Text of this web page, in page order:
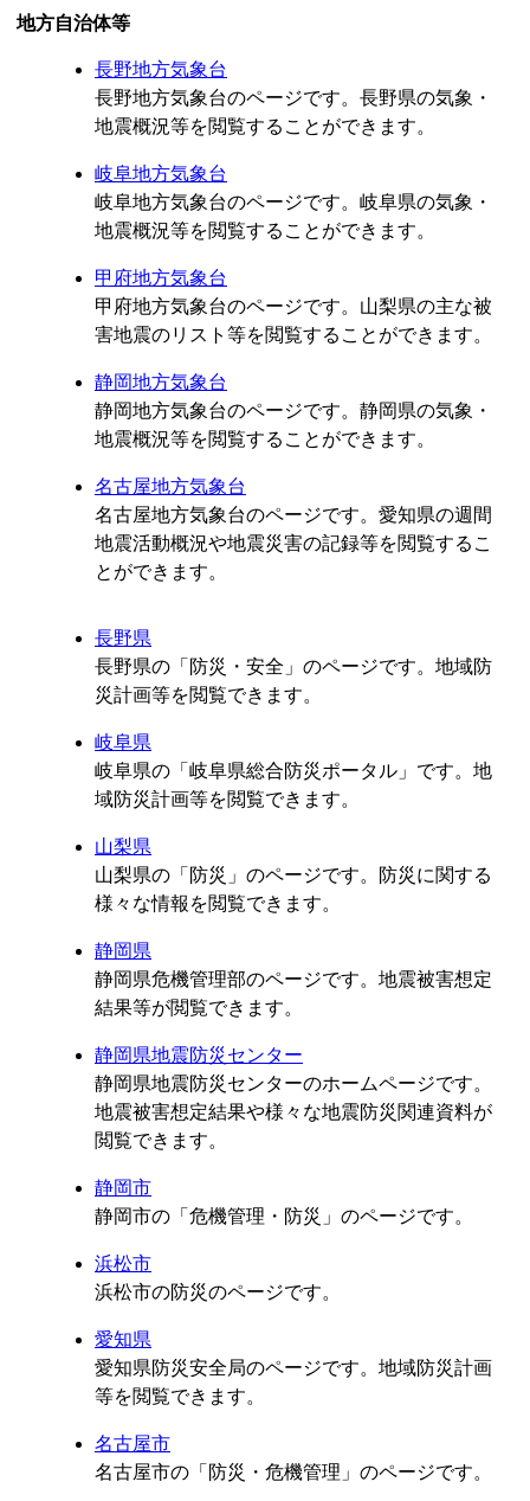
方自治体等
長野地方気象台
長野地方気象台のページです。長野県の気象・
地震概況等を閲覧することができます。
岐阜地方気象台
岐阜地方気象台のページです。岐阜県の気象・
地震概況等を閲覧することができます。
甲府地方気象台
甲府地方気象台のページです。山梨県の主な被
害地震のリスト等を閲覧することができます。
静岡地方気象台
静岡地方気象台のページです。静岡県の気象・
地震概況等を閲覧することができます。
名古屋地方気象台
名古屋地方気象台のページです。愛知県の週間
地震活動概況や地震災害の記録等を閲覧するこ
とができます。
長野県
長野県の「防災・安全」のページです。地域防
災計画等を閲覧できます。
岐阜県
岐阜県の「岐阜県総合防災ポータル」です。地
域防災計画等を閲覧できます。
山梨県
山梨県の「防災」のページです。防災に関する
様々な情報を閲覧できます。
静岡県
静岡県危機管理部のページです。地震被害想定
結果等が閲覧できます。
静岡県地震防災センター
静岡県地震防災センターのホームページです。
地震被害想定結果や様々な地震防災関連資料が
閲覧できます。
静岡市
静岡市の「危機管理・防災」のページです。
浜松市
浜松市の防災のページです。
愛知県
愛知県防災安全局のページです。地域防災計画
等を閲覧できます。
名古屋市
名古屋市の「防災・危機管理」のページです。